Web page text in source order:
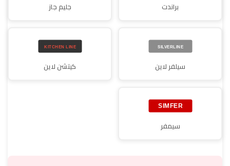
براندت جليم جاز
سيلفر لاين كيتشن لاين
سيمفر